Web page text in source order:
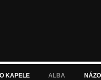
O KAPELE ALBA